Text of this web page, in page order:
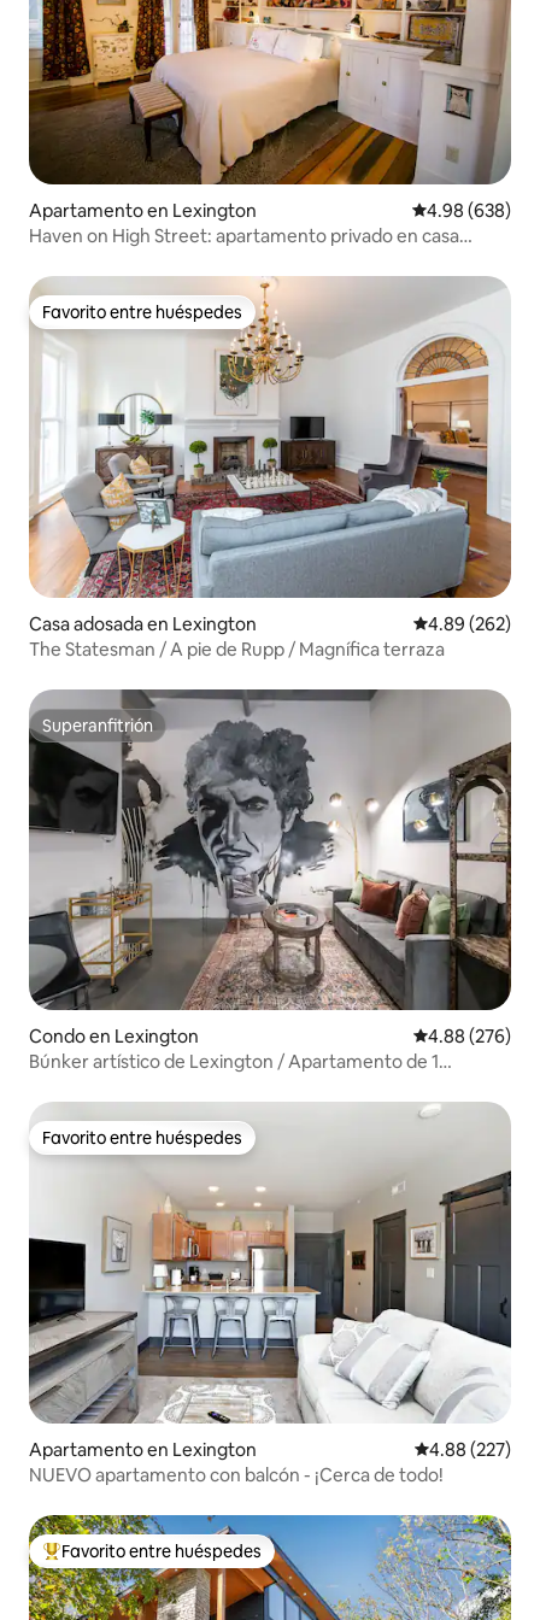
Apartamento en Lexington Calificación
4.98 (638)
Haven on High Street: apartamento privado en casa
Favorito entre huéspedes
Favorito entre huéspedes
Casa adosada en Lexington Calificación
4.89 (262)
The Statesman / A pie de Rupp / Magnífica terraza
Superanfitrión
Superanfitrión
Condo en Lexington Calificación
4.88 (276)
Búnker artístico de Lexington / Apartamento de 1
Favorito entre huéspedes
Favorito entre huéspedes
Apartamento en Lexington Calificación
4.88 (227)
NUEVO apartamento con balcón - ¡Cerca de todo!
Favorito entre huéspedes preferido
Favorito entre huéspedes